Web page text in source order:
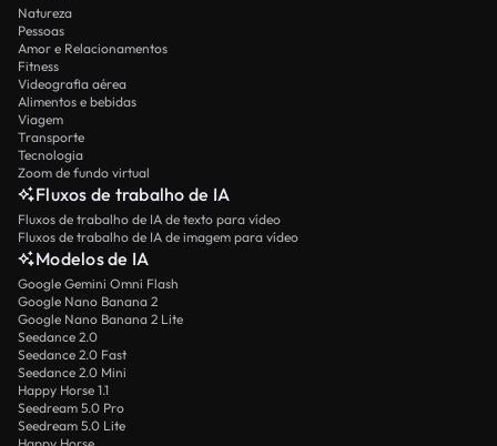
Natureza
Pessoas
Amor e Relacionamentos
Fitness
Videografia aérea
Alimentos e bebidas
Viagem
Transporte
Tecnologia
Zoom de fundo virtual
Fluxos de trabalho de IA
Fluxos de trabalho de IA de texto para vídeo
Fluxos de trabalho de IA de imagem para vídeo
Modelos de IA
Google Gemini Omni Flash
Google Nano Banana 2
Google Nano Banana 2 Lite
Seedance 2.0
Seedance 2.0 Fast
Seedance 2.0 Mini
Happy Horse 1.1
Seedream 5.0 Pro
Seedream 5.0 Lite